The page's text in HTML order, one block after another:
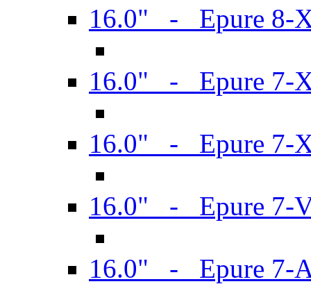
16.0" - Epure 8-
16.0" - Epure 7-
16.0" - Epure 7-
16.0" - Epure 7-
16.0" - Epure 7-